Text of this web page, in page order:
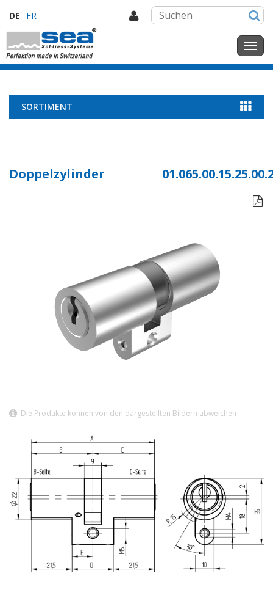
DE FR
SORTIMENT
Doppelzylinder

Die Produkte können von den dargestellten Bildern abweichen